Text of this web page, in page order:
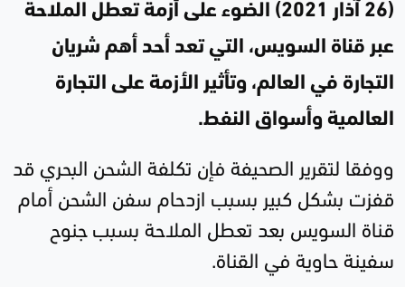
(26 آذار 2021) الضوء على أزمة تعطل الملاحة
عبر قناة السويس، التي تعد أحد أهم شريان
التجارة في العالم، وتأثير الأزمة على التجارة
العالمية وأسواق النفط.
ووفقا لتقرير الصحيفة فإن تكلفة الشحن البحري قد
قفزت بشكل كبير بسبب ازدحام سفن الشحن أمام
قناة السويس بعد تعطل الملاحة بسبب جنوح
سفينة حاوية في القناة.